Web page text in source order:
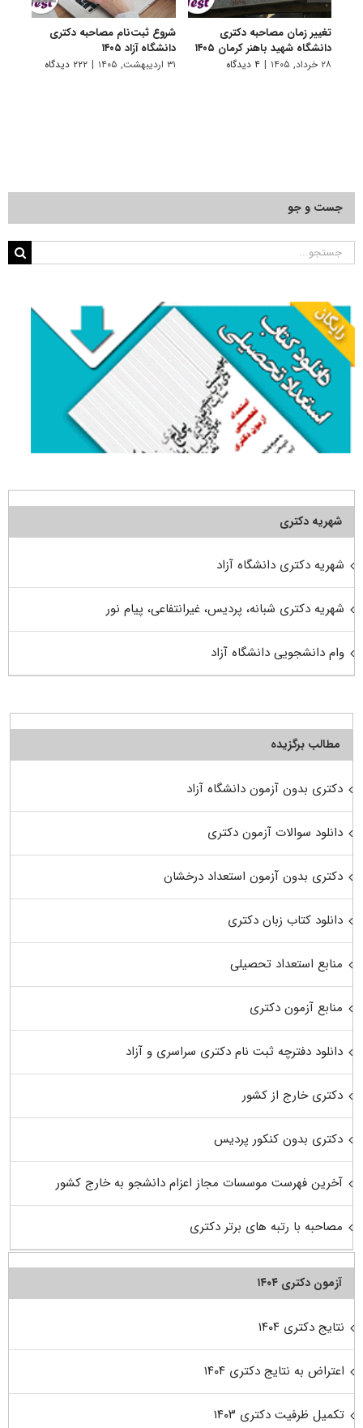
تغییر زمان مصاحبه دکتری
دانشگاه شهید باهنر کرمان ۱۴۰۵
۲۸ خرداد, ۱۴۰۵ | ۴ دیدگاه
شروع ثبت‌نام مصاحبه دکتری
دانشگاه آزاد ۱۴۰۵
۳۱ اردیبهشت, ۱۴۰۵ | ۲۲۲ دیدگاه
جست و جو
جستجو
شهریه دکتری
شهریه دکتری دانشگاه آزاد
شهریه دکتری شبانه، پردیس، غیرانتفاعی، پیام نور
وام دانشجویی دانشگاه آزاد
مطالب برگزیده
دکتری بدون آزمون دانشگاه آزاد
دانلود سوالات آزمون دکتری
دکتری بدون آزمون استعداد درخشان
دانلود کتاب زبان دکتری
منابع استعداد تحصیلی
منابع آزمون دکتری
دانلود دفترچه ثبت نام دکتری سراسری و آزاد
دکتری خارج از کشور
دکتری بدون کنکور پردیس
آخرین فهرست موسسات مجاز اعزام دانشجو به خارج کشور
مصاحبه با رتبه های برتر دکتری
آزمون دکتری ۱۴۰۴
نتایج دکتری ۱۴۰۴
اعتراض به نتایج دکتری ۱۴۰۴
تکمیل ظرفیت دکتری ۱۴۰۳